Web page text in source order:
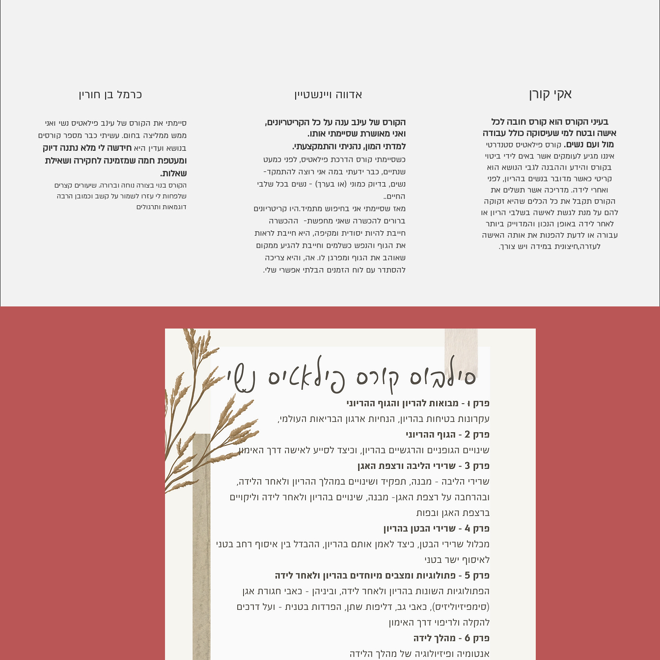
כרמל בן חורין
סיימתי את הקורס של עינב פילאטיס נשי ואני
ממש ממליצה בחום. עשיתי כבר מספר קורסים
בנושא ועדין היא חידשה לי מלא נתנה דיוק
ומעטפת חמה שמזמינה לחקירה ושאילת
שאלות.
הקורס בנוי בצורה נוחה וברורה. שיעורים קצרים
שלפחות לי עזרו לשמור על קשב וכמובן הרבה
דוגמאות ותרגולים
אדווה ויינשטיין
הקורס של עינב ענה על כל הקריטריונים,
ואני מאושרת שסיימתי אותו.
למדתי המון, נהניתי והתמקצעתי.
כשסיימתי קורס הדרכת פילאטיס, לפני כמעט
שנתיים, כבר ידעתי במה אני רוצה להתמקד-
נשים, בדיוק כמוני (או בערך) - נשים בכל שלבי
החיים..
מאז שסיימתי אני בחיפוש מתמיד.היו קריטריונים
ברורים להכשרה שאני מחפשת- ההכשרה
חייבת להיות יסודית ומקיפה, היא חייבת לראות
את הגוף והנפש כשלמים וחייבת להגיע ממקום
שאוהב את הגוף ומפרגן לו. אה, והיא צריכה
להסתדר עם לוח הזמנים הבלתי אפשרי שלי.
אקי קורן
בעיני הקורס הוא קורס חובה לכל
אישה ובטח למי שעיסוקה כולל עבודה
מול ועם נשים. קורס פילאטיס סטנדרטי
איננו מגיע לעומקים אשר באים לידי ביטוי
בקורס והידע וההבנה לגבי הנושא הוא
קריטי כאשר מדובר בנשים בהריון, לפני
ואחרי לידה. מדריכה אשר תשלים את
הקורס תקבל את כל הכלים שהיא זקוקה
להם על מנת לגשת לאישה בשלבי הריון או
לאחר לידה באופן הנכון והמדוייק ביותר
עבורה או לדעת להפנות את אותה האישה
לעזרה,חיצונית במידה ויש צורך.